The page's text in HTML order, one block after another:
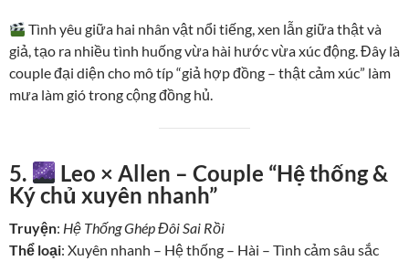
Tình yêu giữa hai nhân vật nổi tiếng, xen lẫn giữa thật và
giả, tạo ra nhiều tình huống vừa hài hước vừa xúc động. Đây là
couple đại diện cho mô típ “giả hợp đồng – thật cảm xúc” làm
mưa làm gió trong cộng đồng hủ.
5.
Leo × Allen – Couple “Hệ thống &
Ký chủ xuyên nhanh”
Truyện: Hệ Thống Ghép Đôi Sai Rồi
Thể loại: Xuyên nhanh – Hệ thống – Hài – Tình cảm sâu sắc